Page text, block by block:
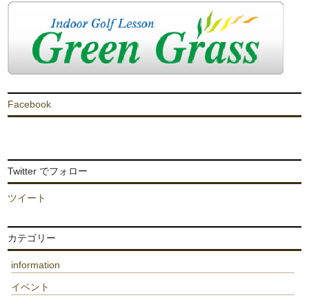
Facebook
Twitter でフォロー
ツイート
カテゴリー
information
イベント